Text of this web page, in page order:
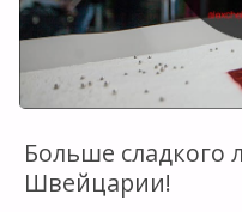
Больше сладкого
Швейцарии!